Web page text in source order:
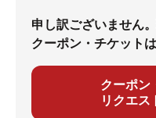
申し訳ございません
クーポン・チケット
クーポン
リクエス